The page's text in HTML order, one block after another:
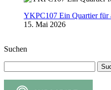
YKPC107 Ein Quartier für
15. Mai 2026
Suchen
nach: